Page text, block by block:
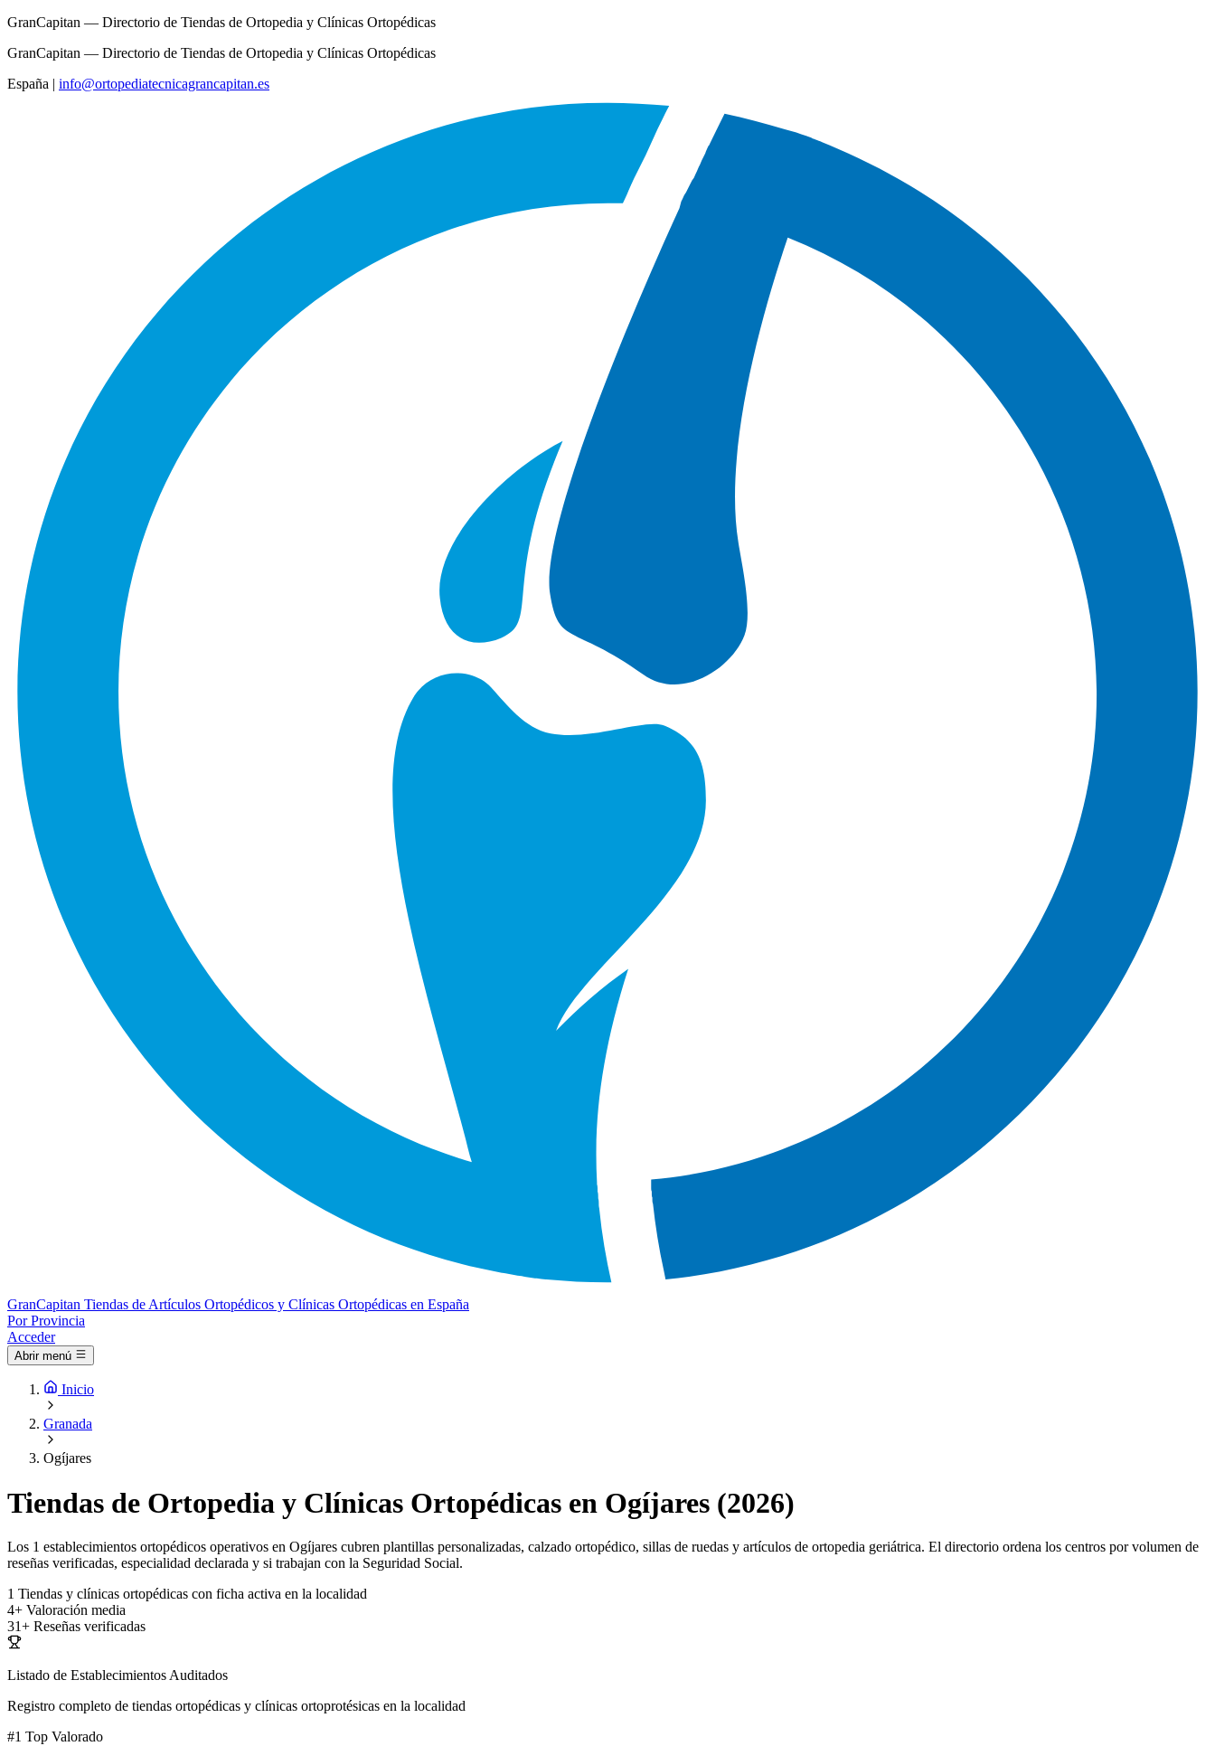
GranCapitan — Directorio de Tiendas de Ortopedia y Clínicas Ortopédicas
GranCapitan — Directorio de Tiendas de Ortopedia y Clínicas Ortopédicas
España | info@ortopediatecnicagrancapitan.es
GranCapitan Tiendas de Artículos Ortopédicos y Clínicas Ortopédicas en España
Por Provincia
Acceder
Abrir menú
Inicio
Granada
Ogíjares
Tiendas de Ortopedia y Clínicas Ortopédicas en Ogíjares (2026)
Los 1 establecimientos ortopédicos operativos en Ogíjares cubren plantillas personalizadas, calzado ortopédico, sillas de ruedas y artículos de ortopedia geriátrica. El directorio ordena los centros por volumen de
reseñas verificadas, especialidad declarada y si trabajan con la Seguridad Social.
1 Tiendas y clínicas ortopédicas con ficha activa en la localidad
4+ Valoración media
31+ Reseñas verificadas
Listado de Establecimientos Auditados
Registro completo de tiendas ortopédicas y clínicas ortoprotésicas en la localidad
#1 Top Valorado